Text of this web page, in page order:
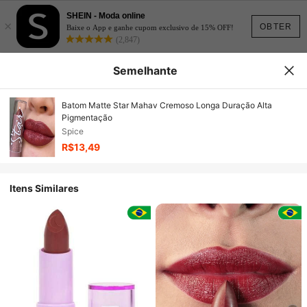
OBTER
×
SHEIN - Moda online
Baixe o App e ganhe cupom exclusivo de 15% OFF!
(2,847)
Semelhante
Batom Matte Star Mahav Cremoso Longa Duração Alta
Pigmentação
Spice
R$13,49
Itens Similares